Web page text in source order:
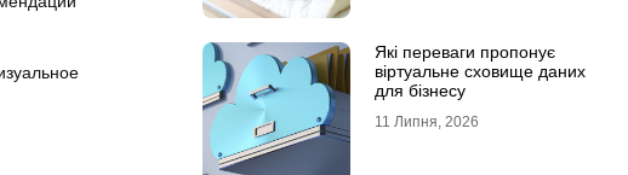
Які переваги пропонує
віртуальне сховище даних
для бізнесу
11 Липня, 2026